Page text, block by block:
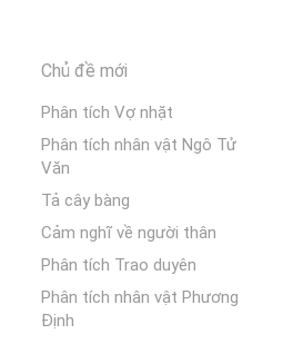
Chủ đề mới
Phân tích Vợ nhặt
Phân tích nhân vật Ngô Tử
Văn
Tả cây bàng
Cảm nghĩ về người thân
Phân tích Trao duyên
Phân tích nhân vật Phương
Định